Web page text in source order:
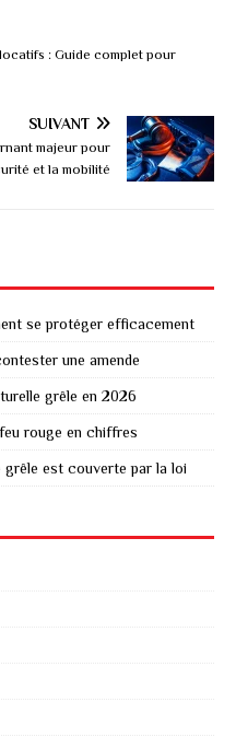
: Guide complet pour
SUIVANT
majeur pour
et la mobilité
se protéger efficacement
une amende
grêle en 2026
rouge en chiffres
est couverte par la loi